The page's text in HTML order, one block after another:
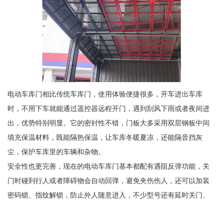
电动车库门相比传统车库门，使用体验便捷很多，开车进出车库
时，不用下车就能通过遥控器远程开门，遇到刮风下雨或者夜间进
出，优势特别明显。它的密封性不错，门板大多采用双层钢板中间
填充保温材料，既能隔热保温，让车库冬暖夏凉，还能隔音挡灰
尘，保护车库里的车辆和杂物。
安全性也更完善，现在的电动车库门基本都配有遇阻反弹功能，关
门时碰到行人或者障碍物会自动回弹，避免夹伤伤人，还可以加装
密码锁、指纹解锁，防止外人随意进入，不少型号还有延时关门、